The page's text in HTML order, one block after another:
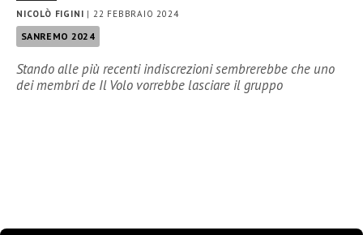
NICOLÒ FIGINI | 22 FEBBRAIO 2024
SANREMO 2024
Stando alle più recenti indiscrezioni sembrerebbe che uno
dei membri de Il Volo vorrebbe lasciare il gruppo